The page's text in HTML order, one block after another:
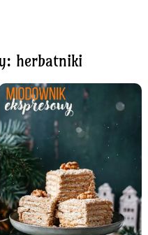
herbatniki